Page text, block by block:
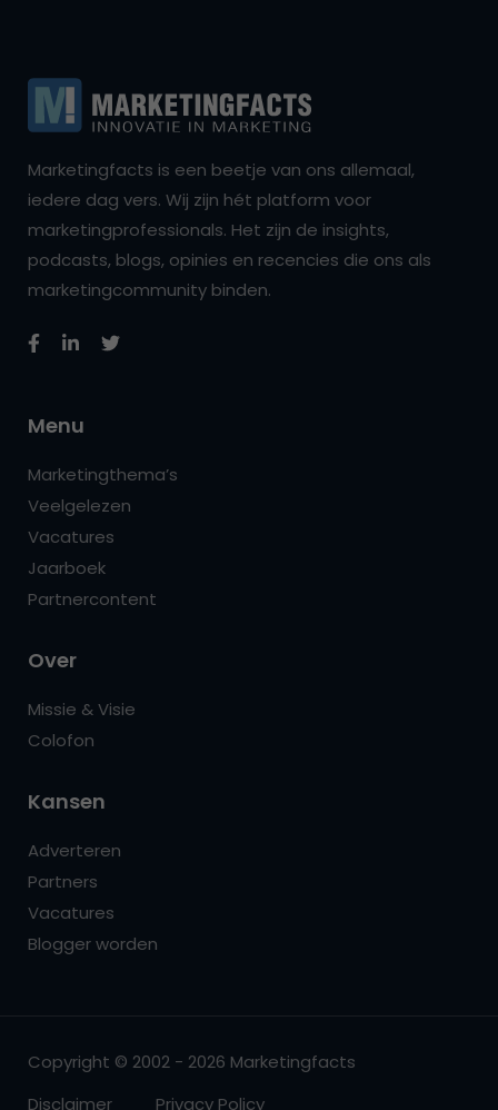
Marketingfacts is een beetje van ons allemaal,
iedere dag vers. Wij zijn hét platform voor
marketingprofessionals. Het zijn de insights,
podcasts, blogs, opinies en recencies die ons als
marketingcommunity binden.
Menu
Marketingthema’s
Veelgelezen
Vacatures
Jaarboek
Partnercontent
Over
Missie & Visie
Colofon
Kansen
Adverteren
Partners
Vacatures
Blogger worden
Copyright © 2002 - 2026 Marketingfacts
Disclaimer
Privacy Policy